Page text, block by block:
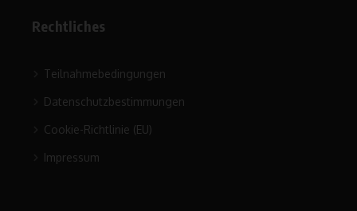
Rechtliches
Teilnahmebedingungen
Datenschutzbestimmungen
Cookie-Richtlinie (EU)
Impressum